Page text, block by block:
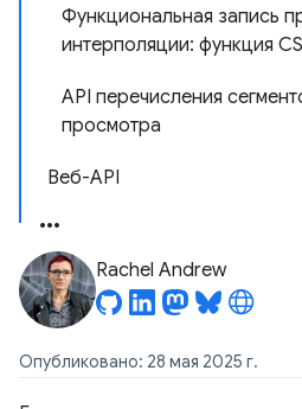
Функциональная запись
интерполяции: функция
API перечисления
просмотра
Веб-API
Rachel Andrew
Опубликовано: 28 мая 2025 г.